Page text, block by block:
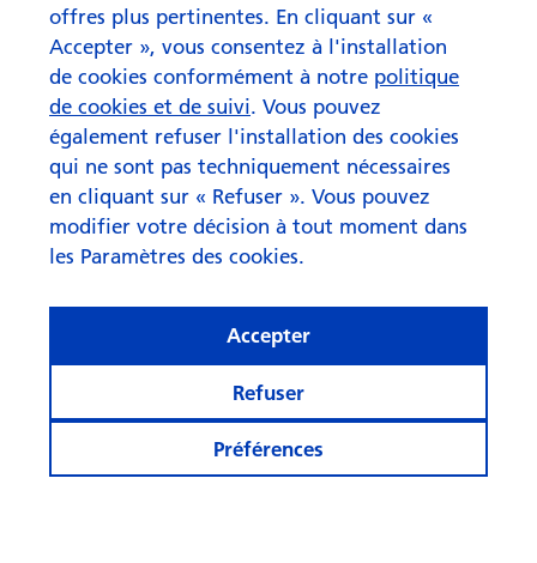
offres plus pertinentes. En cliquant sur «
Accepter », vous consentez à l'installation
de cookies conformément à notre politique
de cookies et de suivi. Vous pouvez
également refuser l'installation des cookies
qui ne sont pas techniquement nécessaires
en cliquant sur « Refuser ». Vous pouvez
modifier votre décision à tout moment dans
les Paramètres des cookies.
Préférences
Refuser
Accepter